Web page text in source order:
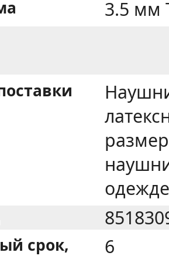
3.5 мм
срок,
6